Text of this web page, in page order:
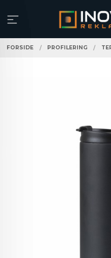
innholdet
FORSIDE PROFILERING